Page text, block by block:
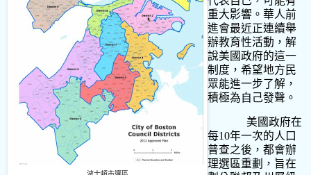
重大影響。華人前
進會最近正連續舉
辦教育性活動，解
說美國政府的這一
制度，希望地方民
眾能進一步了解，
積極為自己發聲。
美國政府在
每10年一次的人口
普查之後，都會辦
理選區重劃 ，旨在